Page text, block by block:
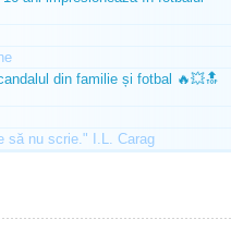
din familie și fotbal 🔥💥🔝
să nu scrie." I.L. Carag